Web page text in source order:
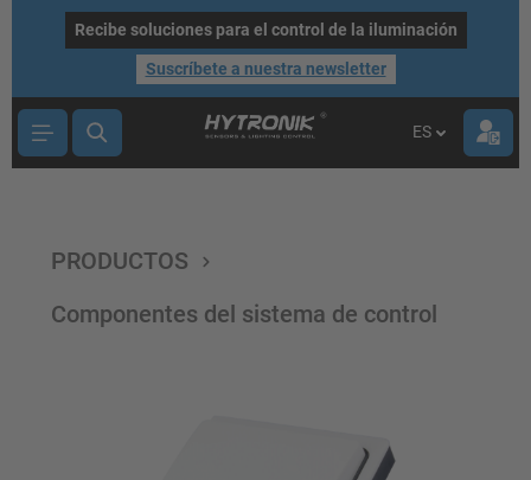
principal
Recibe soluciones para el control de la iluminación
Suscríbete a nuestra newsletter
ES
PRODUCTOS
Componentes del sistema de control